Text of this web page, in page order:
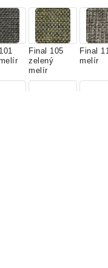
Final 105
zelený
melír
Final
melír